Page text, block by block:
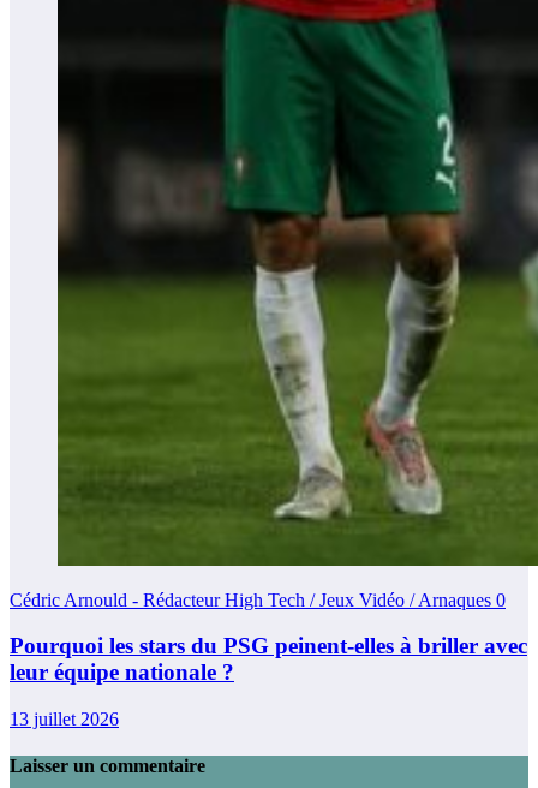
Cédric Arnould - Rédacteur High Tech / Jeux Vidéo / Arnaques 0
Pourquoi les stars du PSG peinent-elles à briller avec
leur équipe nationale ?
13 juillet 2026
Laisser un commentaire